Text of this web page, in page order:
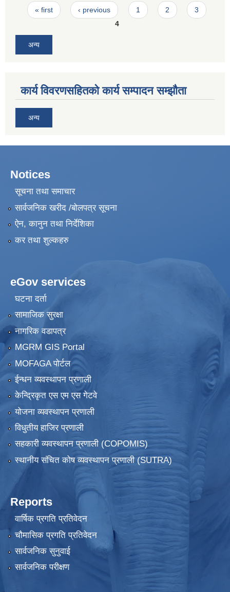
Pages
« first ‹ previous 1 2
3
4
अन्य
कार्य विवरणसहितको कार्य सम्पादन सम्झौता
अन्य
Notices
सूचना तथा समाचार
सार्वजनिक खरीद /बोलपत्र सूचना
ऐन, कानुन तथा निर्देशिका
कर तथा शुल्कहरु
eGov services
घटना दर्ता
सामाजिक सुरक्षा
नागरिक वडापत्र
MGRM GIS Portal
MOFAGA पोर्टल
ईन्धन व्यवस्थापन प्रणाली
केन्द्रिकृत एस एम एस गेटवे
योजना व्यवस्थापन प्रणाली
विधुतीय हाजिर प्रणाली
सहकारी व्यवस्थापन प्रणाली (COPOMIS)
स्थानीय संचित कोष व्यवस्थापन प्रणाली (SUTRA)
Reports
वार्षिक प्रगति प्रतिवेदन
चौमासिक प्रगति प्रतिवेदन
सार्वजनिक सुनुवाई
सार्वजनिक परीक्षण